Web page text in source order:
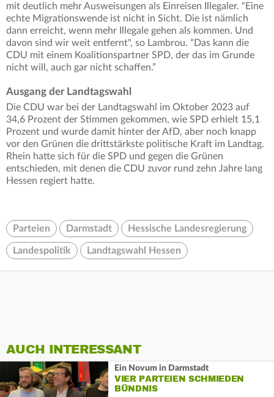
mit deutlich mehr Ausweisungen als Einreisen Illegaler. “Eine
echte Migrationswende ist nicht in Sicht. Die ist nämlich
dann erreicht, wenn mehr Illegale gehen als kommen. Und
davon sind wir weit entfernt", so Lambrou. “Das kann die
CDU mit einem Koalitionspartner SPD, der das im Grunde
nicht will, auch gar nicht schaffen.”
Ausgang der Landtagswahl
Die CDU war bei der Landtagswahl im Oktober 2023 auf
34,6 Prozent der Stimmen gekommen, wie SPD erhielt 15,1
Prozent und wurde damit hinter der AfD, aber noch knapp
vor den Grünen die drittstärkste politische Kraft im Landtag.
Rhein hatte sich für die SPD und gegen die Grünen
entschieden, mit denen die CDU zuvor rund zehn Jahre lang
Hessen regiert hatte.
Parteien Darmstadt Hessische Landesregierung
Landespolitik Landtagswahl Hessen
AUCH INTERESSANT
Ein Novum in Darmstadt
VIER PARTEIEN SCHMIEDEN
BÜNDNIS